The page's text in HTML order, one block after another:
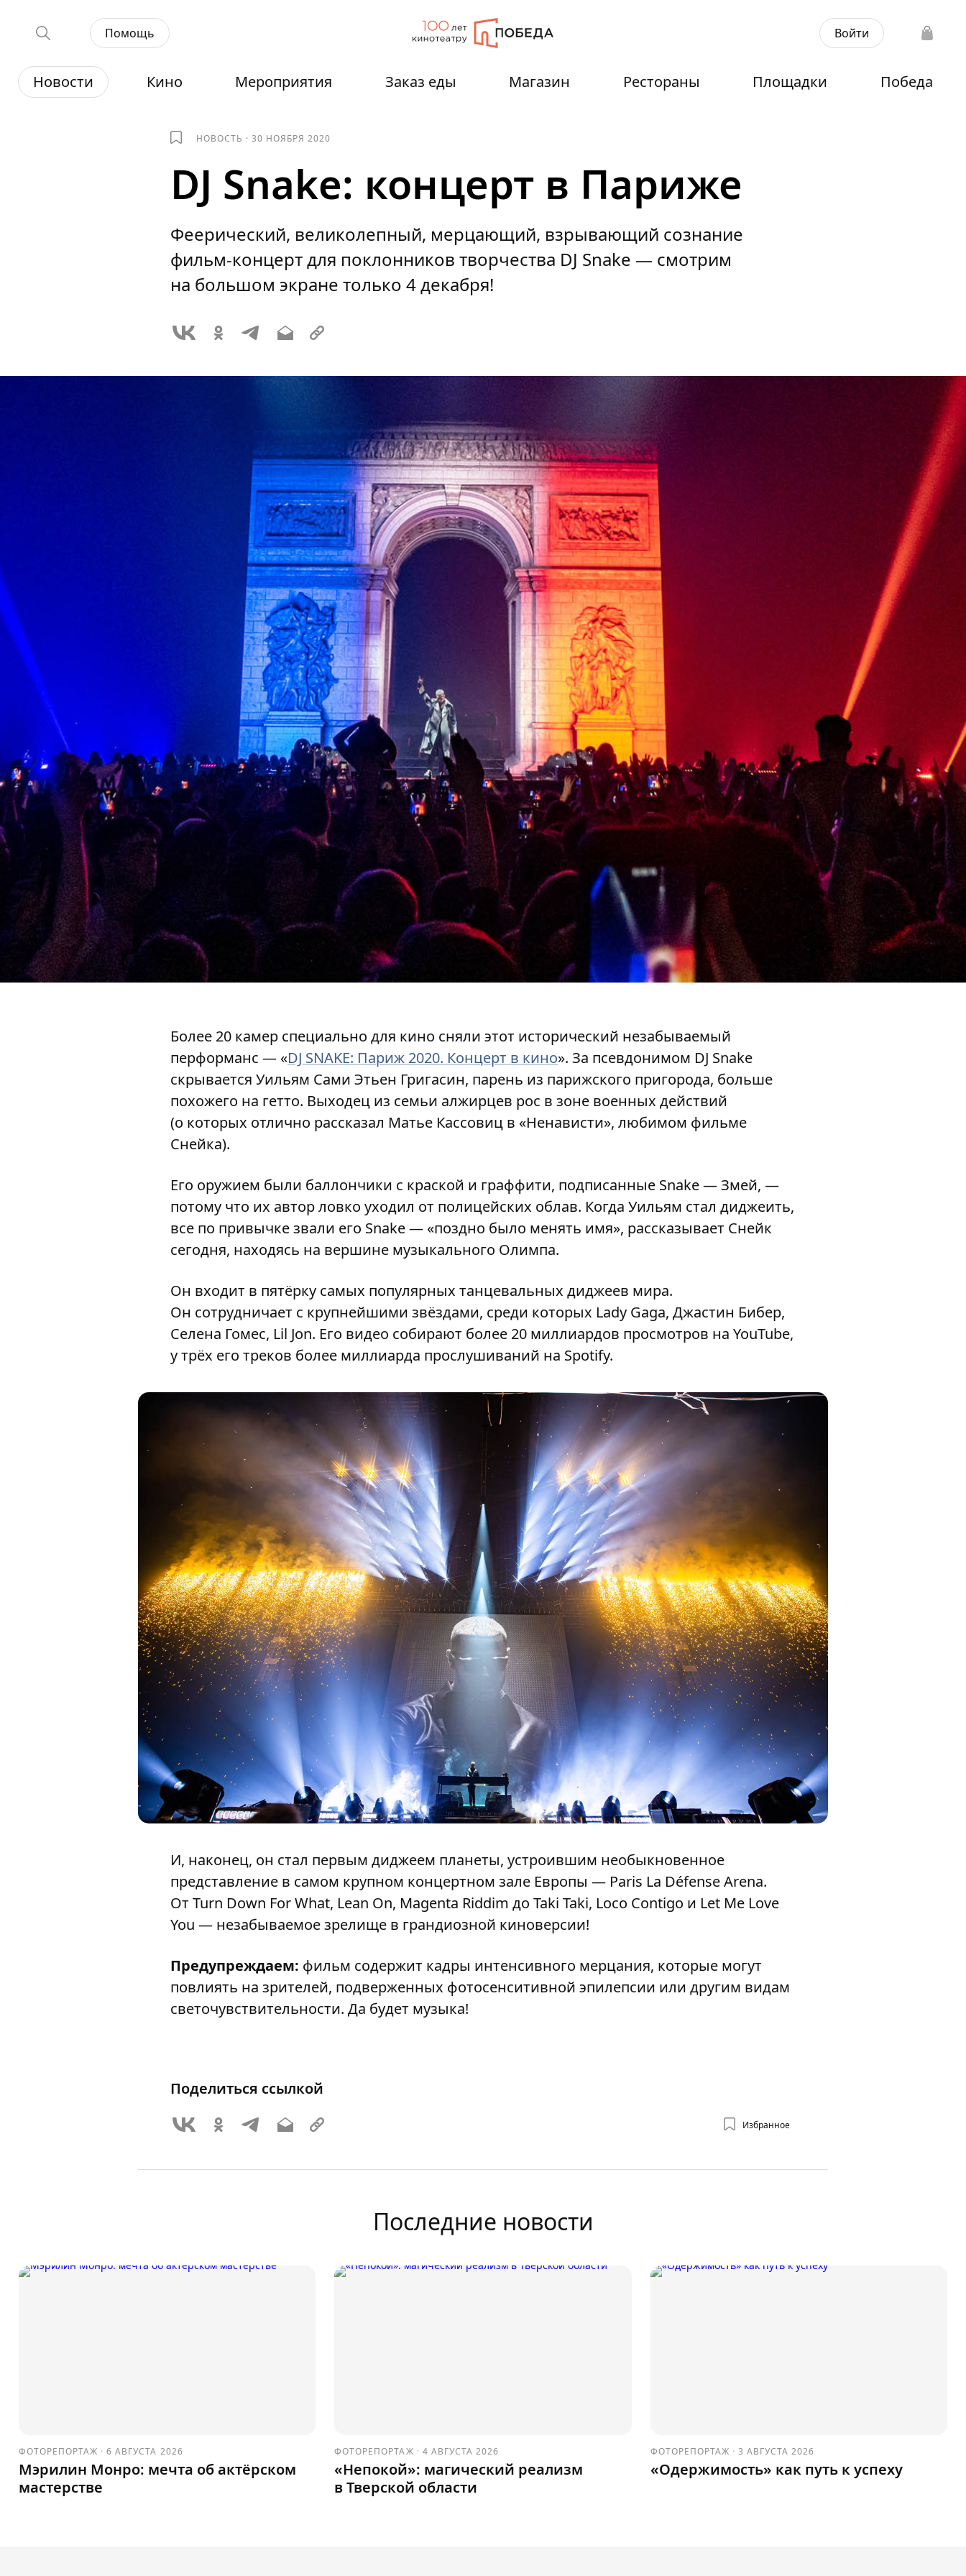
Помощь Войти
Новости Кино Мероприятия Заказ еды Магазин Рестораны Площадки Победа
НОВОСТЬ ·30 НОЯБРЯ 2020
DJ Snake: концерт в Париже
Феерический, великолепный, мерцающий, взрывающий сознание
фильм-концерт для поклонников творчества DJ Snake — смотрим
на большом экране только 4 декабря!
Более 20 камер специально для кино сняли этот исторический незабываемый
перформанс — «DJ SNAKE: Париж 2020. Концерт в кино». За псевдонимом DJ Snake
скрывается Уильям Сами Этьен Григасин, парень из парижского пригорода, больше
похожего на гетто. Выходец из семьи алжирцев рос в зоне военных действий
(о которых отлично рассказал Матье Кассовиц в «Ненависти», любимом фильме
Снейка).
Его оружием были баллончики с краской и граффити, подписанные Snake — Змей, —
потому что их автор ловко уходил от полицейских облав. Когда Уильям стал диджеить,
все по привычке звали его Snake — «поздно было менять имя», рассказывает Снейк
сегодня, находясь на вершине музыкального Олимпа.
Он входит в пятёрку самых популярных танцевальных диджеев мира.
Он сотрудничает с крупнейшими звёздами, среди которых Lady Gaga, Джастин Бибер,
Селена Гомес, Lil Jon. Его видео собирают более 20 миллиардов просмотров на YouTube,
у трёх его треков более миллиарда прослушиваний на Spotify.
И, наконец, он стал первым диджеем планеты, устроившим необыкновенное
представление в самом крупном концертном зале Европы — Paris La Défense Arena.
От Turn Down For What, Lean On, Magenta Riddim до Taki Taki, Loco Contigo и Let Me Love
You — незабываемое зрелище в грандиозной киноверсии!
Предупреждаем: фильм содержит кадры интенсивного мерцания, которые могут
повлиять на зрителей, подверженных фотосенситивной эпилепсии или другим видам
светочувствительности. Да будет музыка!
Избранное
Поделиться ссылкой
Последние новости
ФОТОРЕПОРТАЖ ·6 АВГУСТА 2026
Мэрилин Монро: мечта об актёрском
мастерстве
ФОТОРЕПОРТАЖ · 4 АВГУСТА 2026
«Непокой»: магический реализм
в Тверской области
ФОТОРЕПОРТАЖ · 3 АВГУСТА 2026
«Одержимость» как путь к успеху